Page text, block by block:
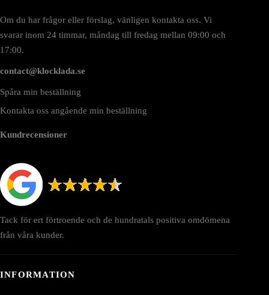
Om du har frågor eller förslag, vänligen kontakta oss. Vi
svarar inom 24 timmar, måndag till fredag mellan 09:00 och
17:00.
contact@klocklada.se
Spåra min beställning
Kontakta oss angående min beställning
Kundrecensioner
Tack för ert förtroende och de hundratals positiva omdömena
från våra kunder.
INFORMATION